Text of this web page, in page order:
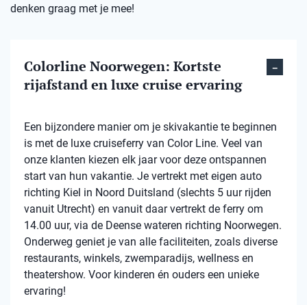
denken graag met je mee!
Colorline Noorwegen: Kortste
rijafstand en luxe cruise ervaring
Een bijzondere manier om je skivakantie te beginnen
is met de luxe cruiseferry van Color Line. Veel van
onze klanten kiezen elk jaar voor deze ontspannen
start van hun vakantie. Je vertrekt met eigen auto
richting Kiel in Noord Duitsland (slechts 5 uur rijden
vanuit Utrecht) en vanuit daar vertrekt de ferry om
14.00 uur, via de Deense wateren richting Noorwegen.
Onderweg geniet je van alle faciliteiten, zoals diverse
restaurants, winkels, zwemparadijs, wellness en
theatershow. Voor kinderen én ouders een unieke
ervaring!